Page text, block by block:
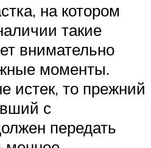
на котором
такие
внимательно
моменты.
истек, то прежний
с
передать